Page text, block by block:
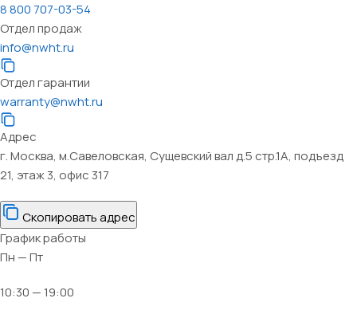
8 800 707-03-54
Отдел продаж
info@nwht.ru
Отдел гарантии
warranty@nwht.ru
Адрес
г. Москва, м.Савеловская, Сущевский вал д.5 стр.1А, подъезд
21, этаж 3, офис 317
Скопировать адрес
График работы
Пн — Пт
10:30 — 19:00